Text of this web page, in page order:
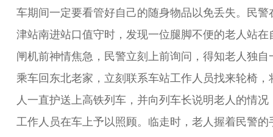
车期间一定要看管好自己的随身物品以免丢失。民警
津站南进站口值守时，发现一位腿脚不便的老人站在
闸机前神情焦急，民警立刻上前询问，得知老人独自
乘车回东北老家，立刻联系车站工作人员找来轮椅，
人一直护送上高铁列车，并向列车长说明老人的情况
工作人员在车上予以照顾。临走时，老人握着民警的